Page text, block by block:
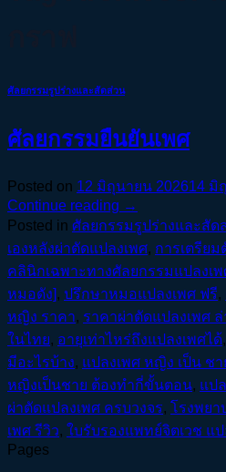
ศัลยกรรมรูปร่างและสัดส่วน
ศัลยกรรมยืนยันเพศ
Posted on 12 มิถุนายน 202614 มิ
Continue reading →
Posted in ศัลยกรรมรูปร่างและสัด
เองหลังผ่าตัดแปลงเพศ, การเตรีย
คลินิกเฉพาะทางศัลยกรรมแปลงเ
หมอดัง], ปรึกษาหมอแปลงเพศ ฟรี,
หญิง ราคา, ราคาผ่าตัดแปลงเพศ
ในไทย, อายุเท่าไหร่ถึงแปลงเพศได้,
มีอะไรบ้าง, แปลงเพศ หญิง เป็น ช
หญิงเป็นชาย ต้องทำกี่ขั้นตอน, แป
ผ่าตัดแปลงเพศ ครบวงจร, โรงพยา
เพศ รีวิว, ใบรับรองแพทย์จิตเวช แป
Pages